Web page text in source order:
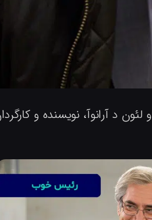
لئون د آرانوآ، نویسنده و